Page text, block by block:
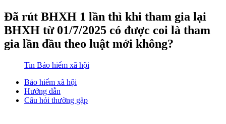
Đã rút BHXH 1 lần thì khi tham gia lại
BHXH từ 01/7/2025 có được coi là tham
gia lần đầu theo luật mới không?
Tin Bảo hiểm xã hội
Bảo hiểm xã hội
Hướng dẫn
Câu hỏi thường gặp